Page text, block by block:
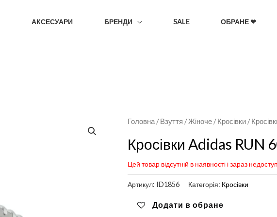
АКСЕСУАРИ БРЕНДИ SALE ОБРАНЕ ❤
Головна /Взуття /Жіноче /Кросівки /
Кросівки Adidas RUN
Цей товар відсутній в наявності і зараз
Артикул: ID1856 Категорія: Кросівки
Додати в обране